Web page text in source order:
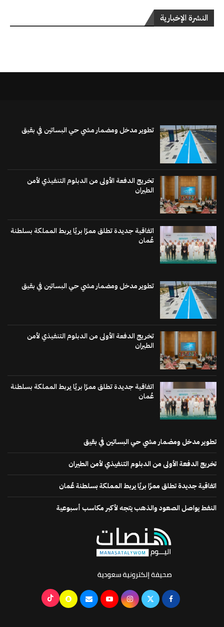
النشرة الإخبارية
تطوير مدخل ومضمار مشي حي البساتين في بقيق
تخريج الدفعة الأولى من الدبلوم التنفيذي لأمن
الطيران
اتفاقية جديدة تطلق ممرًا بريًا يربط المملكة بسلطنة
عُمان
تطوير مدخل ومضمار مشي حي البساتين في بقيق
تخريج الدفعة الأولى من الدبلوم التنفيذي لأمن
الطيران
اتفاقية جديدة تطلق ممرًا بريًا يربط المملكة بسلطنة
عُمان
تطوير مدخل ومضمار مشي حي البساتين في بقيق
تخريج الدفعة الأولى من الدبلوم التنفيذي لأمن الطيران
اتفاقية جديدة تطلق ممرًا بريًا يربط المملكة بسلطنة عُمان
النفط يواصل الصعود والذهب يتجه لأكبر مكاسب أسبوعية